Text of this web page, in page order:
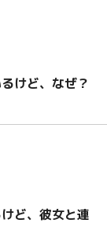
けど、なぜ？
ど、彼女と連